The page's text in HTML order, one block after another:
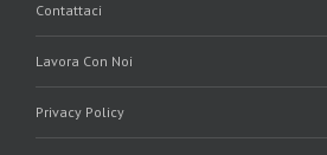
Contattaci
Lavora Con Noi
Privacy Policy